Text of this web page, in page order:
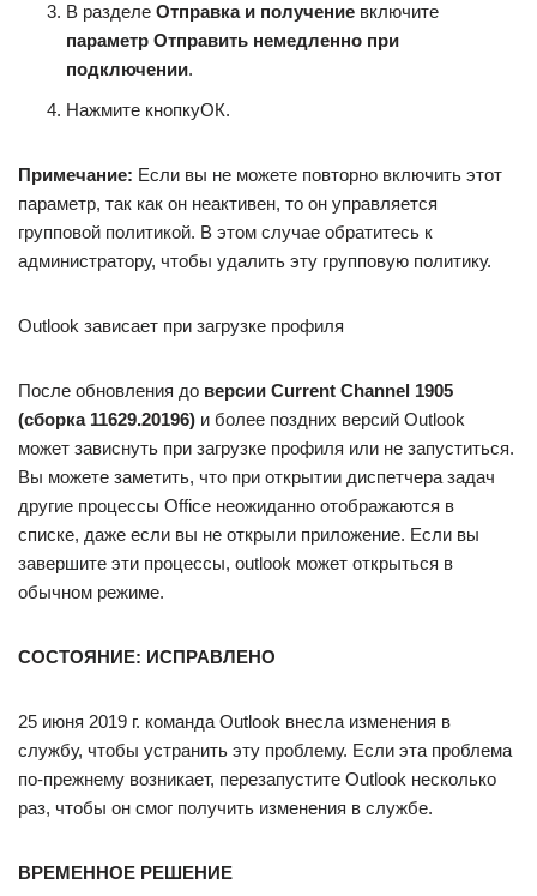
В разделе Отправка и получение включите
параметр Отправить немедленно при
подключении.
Нажмите кнопкуОК.
Примечание: Если вы не можете повторно включить этот
параметр, так как он неактивен, то он управляется
групповой политикой. В этом случае обратитесь к
администратору, чтобы удалить эту групповую политику.
Outlook зависает при загрузке профиля
После обновления до версии Current Channel 1905
(сборка 11629.20196) и более поздних версий Outlook
может зависнуть при загрузке профиля или не запуститься.
Вы можете заметить, что при открытии диспетчера задач
другие процессы Office неожиданно отображаются в
списке, даже если вы не открыли приложение. Если вы
завершите эти процессы, outlook может открыться в
обычном режиме.
СОСТОЯНИЕ: ИСПРАВЛЕНО
25 июня 2019 г. команда Outlook внесла изменения в
службу, чтобы устранить эту проблему. Если эта проблема
по-прежнему возникает, перезапустите Outlook несколько
раз, чтобы он смог получить изменения в службе.
ВРЕМЕННОЕ РЕШЕНИЕ